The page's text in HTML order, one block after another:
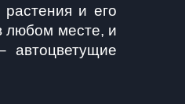
и его
любом месте, и